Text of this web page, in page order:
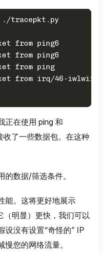
./tracepkt.py
from ping6
from ping6
from ping
from irq/46-iwlwifi
正在使用 ping 和
了一些数据包。在这种
数据/筛选条件。
能。这将更好地展示
明显）更快，我们可以
设没有设置“奇怪的” IP
您的网络流量。